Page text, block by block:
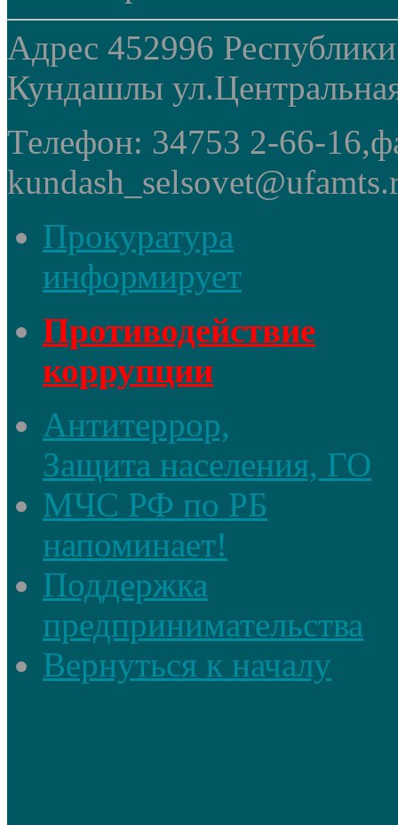
Адрес 452996
Кундашлы
Телефон: 34753 2-66-
Прокуратура
информирует
Противодействие
коррупции
Антитеррор,
Защита населения, ГО
МЧС РФ по РБ
напоминает!
Поддержка
предпринимательства
Вернуться к началу